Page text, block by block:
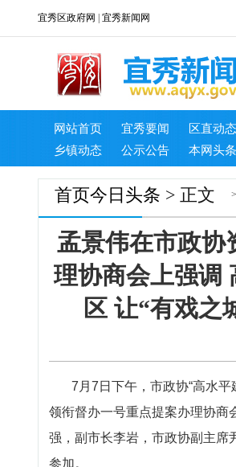
宜秀区政府网 宜秀新闻网
网站首页 宜秀要闻
区直动态
乡镇动态
公示公告 本网头条
首页 >
今日头条 > 正文
孟景伟在市政协
理协商会上强调
区 让“有戏之
7月7日下午，市政协“高水平
领衔督办一号重点提案办理协商
强，副市长李岩，市政协副主席
参加。